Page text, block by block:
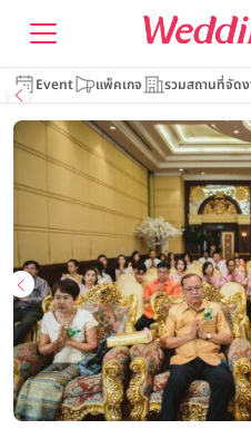
Event แพ็คเกจ รวมสถานที่จัด